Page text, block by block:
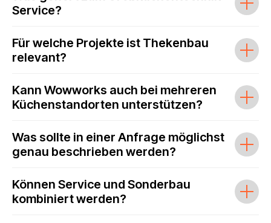
Service?
Für welche Projekte ist Thekenbau
relevant?
Kann Wowworks auch bei mehreren
Küchenstandorten unterstützen?
Was sollte in einer Anfrage möglichst
genau beschrieben werden?
Können Service und Sonderbau
kombiniert werden?